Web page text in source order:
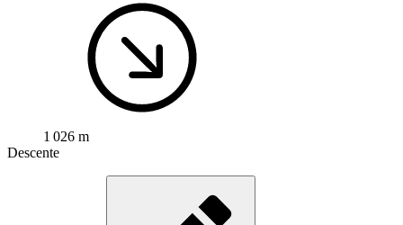
1 026 m
Descente